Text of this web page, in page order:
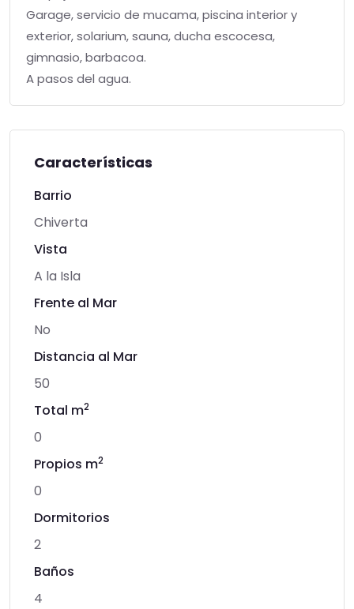
Garage, servicio de mucama, piscina interior y
exterior, solarium, sauna, ducha escocesa,
gimnasio, barbacoa.
A pasos del agua.
Características
Barrio
Chiverta
Vista
A la Isla
Frente al Mar
No
Distancia al Mar
50
Total m2
0
Propios m2
0
Dormitorios
2
Baños
4